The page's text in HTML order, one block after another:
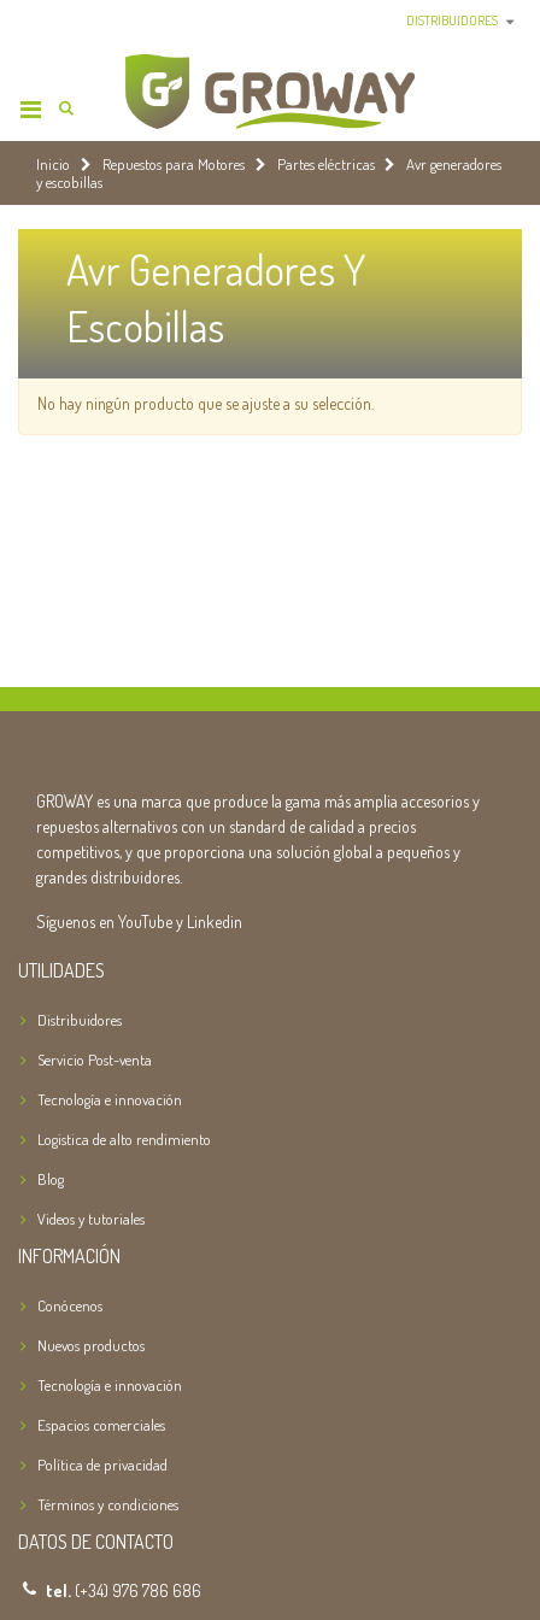
DISTRIBUIDORES
Inicio Repuestos para Motores Partes eléctricas
Avr generadores
y escobillas
Avr Generadores Y
Escobillas
No hay ningún producto que se ajuste a su selección.
GROWAY es una marca que produce la gama más amplia accesorios y
repuestos alternativos con un standard de calidad a precios
competitivos, y que proporciona una solución global a pequeños y
grandes distribuidores.
Síguenos en YouTube y Linkedin
UTILIDADES
Distribuidores
Servicio Post-venta
Tecnología e innovación
Logistica de alto rendimiento
Blog
Videos y tutoriales
INFORMACIÓN
Conócenos
Nuevos productos
Tecnología e innovación
Espacios comerciales
Política de privacidad
Términos y condiciones
DATOS DE CONTACTO
tel.(+34) 976 786 686